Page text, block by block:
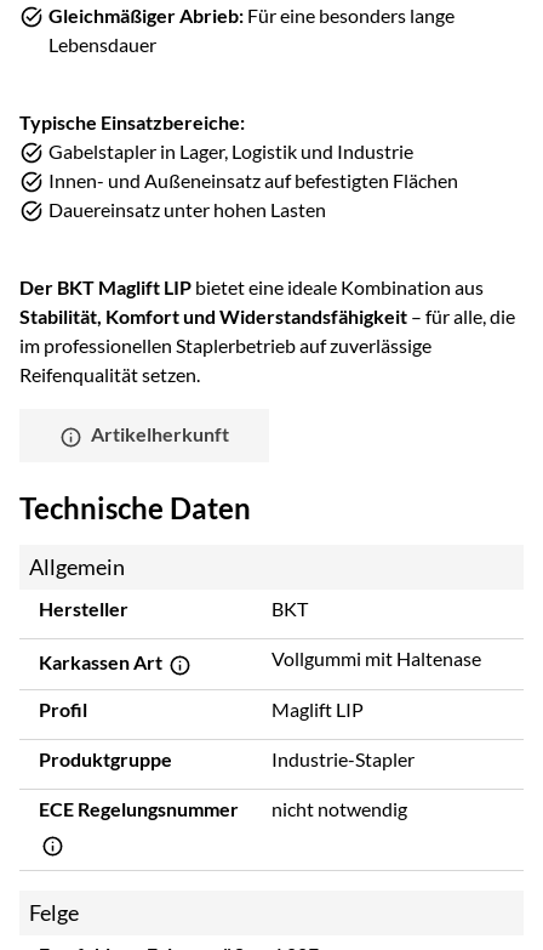
Gleichmäßiger Abrieb: Für eine besonders lange
Lebensdauer
Typische Einsatzbereiche:
Gabelstapler in Lager, Logistik und Industrie
Innen- und Außeneinsatz auf befestigten Flächen
Dauereinsatz unter hohen Lasten
Der BKT Maglift LIP bietet eine ideale Kombination aus
Stabilität, Komfort und Widerstandsfähigkeit – für alle, die
im professionellen Staplerbetrieb auf zuverlässige
Reifenqualität setzen.
Artikelherkunft
Technische Daten
Allgemein
Hersteller BKT
Karkassen Art Vollgummi mit Haltenase
Profil Maglift LIP
Produktgruppe Industrie-Stapler
ECE Regelungsnummer nicht notwendig
Felge